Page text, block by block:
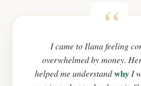
I came to Ilana feeling
overwhelmed by money.
helped me understandwhyI